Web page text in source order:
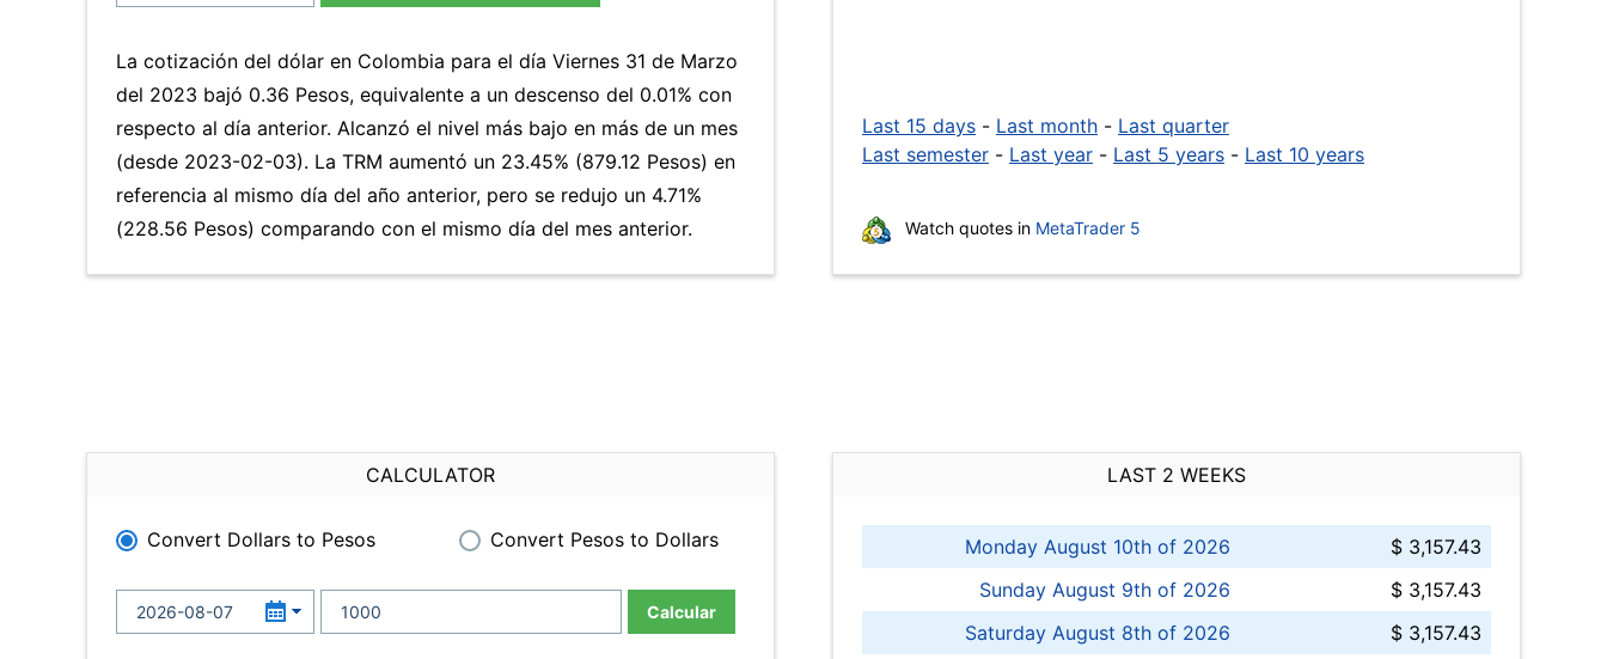
La cotización del dólar en Colombia para el día Viernes 31 de Marzo
del 2023 bajó 0.36 Pesos, equivalente a un descenso del 0.01% con
respecto al día anterior. Alcanzó el nivel más bajo en más de un mes
(desde 2023-02-03). La TRM aumentó un 23.45% (879.12 Pesos) en
referencia al mismo día del año anterior, pero se redujo un 4.71%
(228.56 Pesos) comparando con el mismo día del mes anterior.
Last 15 days - Last month - Last quarter
Last semester - Last year - Last 5 years - Last 10 years
Watch quotes in MetaTrader 5
CALCULATOR
Convert Dollars to Pesos Convert Pesos to Dollars
Calcular
LAST 2 WEEKS
Monday August 10th of 2026
$ 3,157.43
Sunday August 9th of 2026
$ 3,157.43
Saturday August 8th of 2026
$ 3,157.43